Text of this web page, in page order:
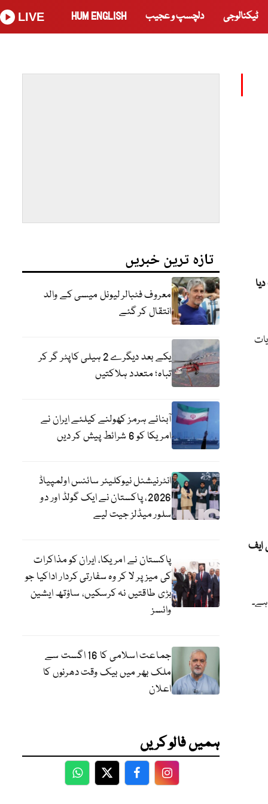
ٹیکنالوجی دلچسپ و عجیب HUM ENGLISH
LIVE
ایف
ہے۔
تازہ ترین خبریں
معروف فٹبالر لیونل میسی کے والد
انتقال کر گئے
یکے بعد دیگرے 2 ہیلی کاپٹر گر کر
تباہ؛ متعدد ہلاکتیں
آبنائے ہرمز کھولنے کیلئے ایران نے
امریکا کو 6 شرائط پیش کر دیں
انٹرنیشنل نیوکلیئر سائنس اولمپیاڈ
2026، پاکستان نے ایک گولڈ اور دو
سلور میڈلز جیت لیے
پاکستان نے امریکا، ایران کو مذاکرات
کی میز پر لا کر وہ سفارتی کردار اداکیا جو
بڑی طاقتیں نہ کرسکیں، ساؤتھ ایشین
وائسز
جماعت اسلامی کا 16 اگست سے
ملک بھر میں بیک وقت دھرنوں کا
اعلان
ہمیں فالو کریں
WhatsApp
TwitterFacebookFacebook